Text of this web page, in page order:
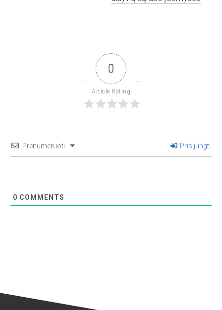
0
Article Rating
Prenumeruoti Prisijungti
0 COMMENTS